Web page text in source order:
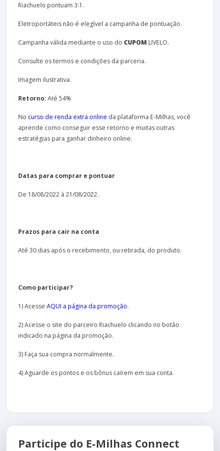
Riachuelo pontuam 3:1.
Eletroportáteis não é elegível a campanha de pontuação.
Campanha válida mediante o uso do CUPOM LIVELO.
Consulte os termos e condições da parceria.
Imagem ilustrativa.
Retorno: Até 54%
No curso de renda extra online da plataforma E-Milhas, você
aprende como conseguir esse retorno e muitas outras
estratégias para ganhar dinheiro online.
Datas para comprar e pontuar
De 18/08/2022 à 21/08/2022.
Prazos para cair na conta
Até 30 dias após o recebimento, ou retirada, do produto.
Como participar?
1) Acesse AQUI a página da promoção.
2) Acesse o site do parceiro Riachuelo clicando no botão
indicado na página da promoção.
3) Faça sua compra normalmente.
4) Aguarde os pontos e os bônus caírem em sua conta.
Participe do E-Milhas Connect